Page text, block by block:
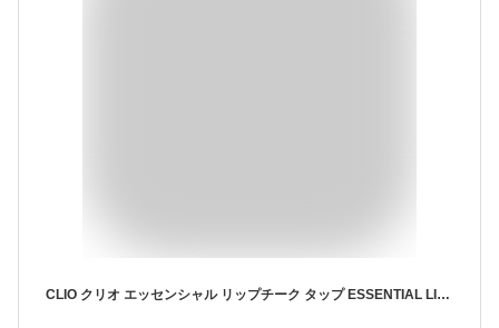
CLIO クリオ エッセンシャル リップチーク タップ ESSENTIAL LIPCHEEK TAP 1個 03 ROSY BLOW